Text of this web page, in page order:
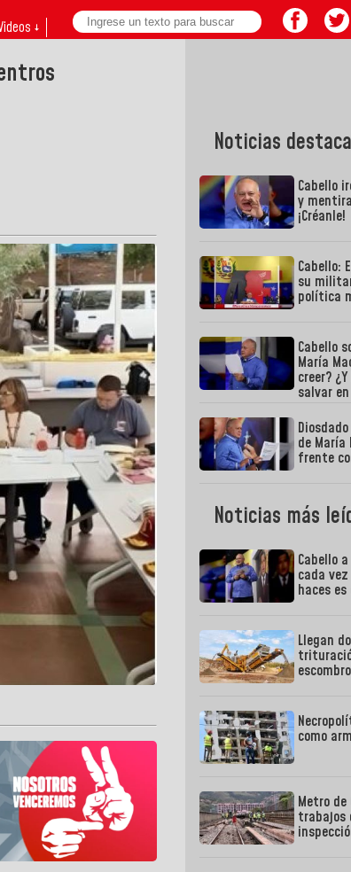
↓
Noticias
Cabello
y
¡Créanle!
Cabello:
su
política
Cabello
María
creer?
salvar
de
frente
Noticias más
Cabello
cada
haces
Llegan
como
Metro
trabajos